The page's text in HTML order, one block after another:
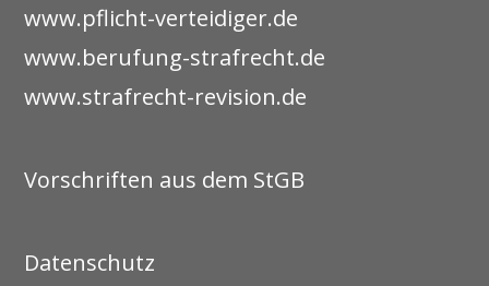
www.pflicht-verteidiger.de
www.berufung-strafrecht.de
www.strafrecht-revision.de
Vorschriften aus dem StGB
Datenschutz